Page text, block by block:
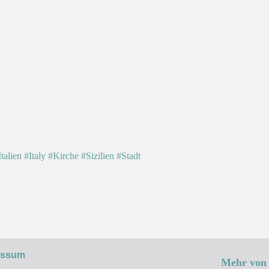
#Italy #Kirche #Sizilien #Stadt
Mehr von